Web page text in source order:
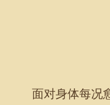
面对身体每况